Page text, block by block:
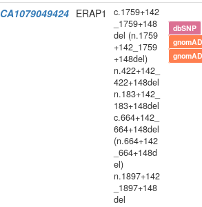
CA1079049424 ERAP1
c.1759+142
_1759+148
del (n.1759
+142_1759
+148del)
n.422+142_
422+148del
n.183+142_
183+148del
c.664+142_
664+148del
(n.664+142
_664+148d
el)
n.1897+142
_1897+148
del
dbSNP